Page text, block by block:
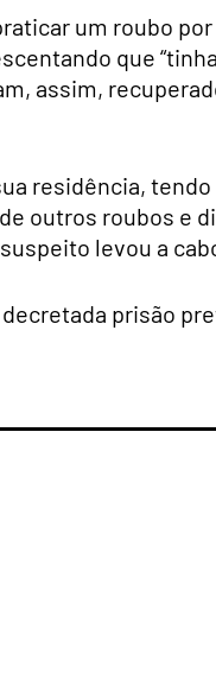
um roubo
que
assim,
residência,
outros roubos e
levou a
prisão